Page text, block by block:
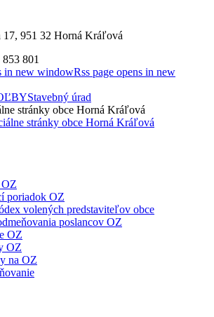
17, 951 32 Horná Kráľová
801
in new windowRss page opens in new
Stavebný úrad
stránky obce Horná Kráľová
OZ
poriadok OZ
volených predstaviteľov obce
poslancov OZ
OZ
OZ
na OZ